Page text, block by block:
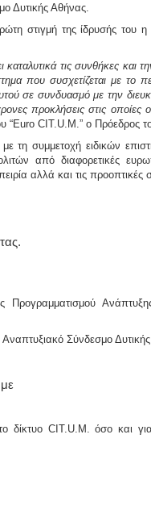
Δυτικής Αθήνας
στιγμή της ίδρυσής του η
καταλυτικά τις συνθήκες
που συσχετίζεται με το
σε συνδυασμό με την
προκλήσεις στις οποίες
“Euro CIT.U.M.” ο Πρόεδρος
τη συμμετοχή ειδικών
από διαφορετικές
αλλά και τις προοπτικές
Προγραμματισμού
Σύνδεσμο
δίκτυο CIT.U.M. όσο και